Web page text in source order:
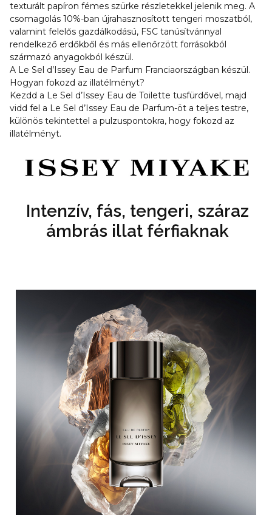
texturált papíron fémes szürke részletekkel jelenik meg. A
csomagolás 10%-ban újrahasznosított tengeri moszatból,
valamint felelős gazdálkodású, FSC tanúsítvánnyal
rendelkező erdőkből és más ellenőrzött forrásokból
származó anyagokból készül.
A Le Sel d’Issey Eau de Parfum Franciaországban készül.
Hogyan fokozd az illatélményt?
Kezdd a Le Sel d’Issey Eau de Toilette tusfürdővel, majd
vidd fel a Le Sel d’Issey Eau de Parfum-öt a teljes testre,
különös tekintettel a pulzuspontokra, hogy fokozd az
illatélményt.
Intenzív, fás, tengeri, száraz
ámbrás illat férfiaknak